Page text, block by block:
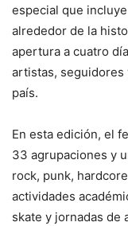
especial que
alrededor de la
apertura a cuatro
artistas,
país.
En esta edición, el
33 agrupaciones y
rock, punk,
actividades
skate y jornadas de